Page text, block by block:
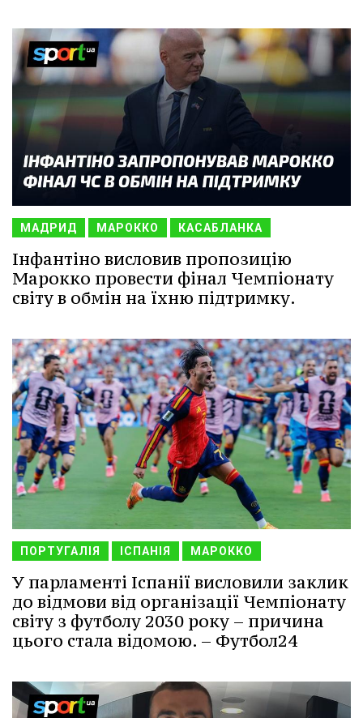
МАДРИД МАРОККО КАСАБЛАНКА
Інфантіно висловив пропозицію
Марокко провести фінал Чемпіонату
світу в обмін на їхню підтримку.
ПОРТУГАЛІЯ ІСПАНІЯ МАРОККО
У парламенті Іспанії висловили заклик
до відмови від організації Чемпіонату
світу з футболу 2030 року – причина
цього стала відомою. – Футбол24